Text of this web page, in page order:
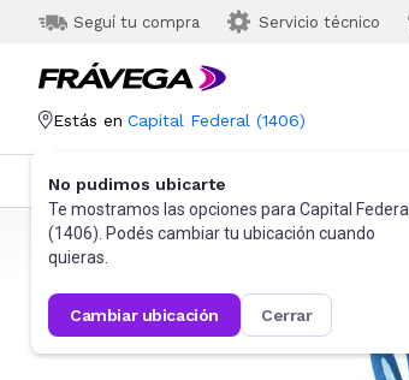
Seguí tu compra Servicio técnico
Estás en Capital Federal (1406)
No pudimos ubicarte
Te mostramos las opciones para Capital Federal
(1406). Podés cambiar tu ubicación cuando
quieras.
cambiar ubicación cerrar
Categorías Más Vendidos
Frávega Seguridad e Higiene Guantes